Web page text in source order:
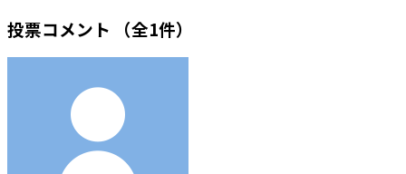
投票コメント （全1件）